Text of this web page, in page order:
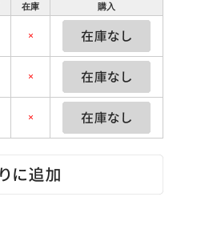
在庫 購入
×
×
×